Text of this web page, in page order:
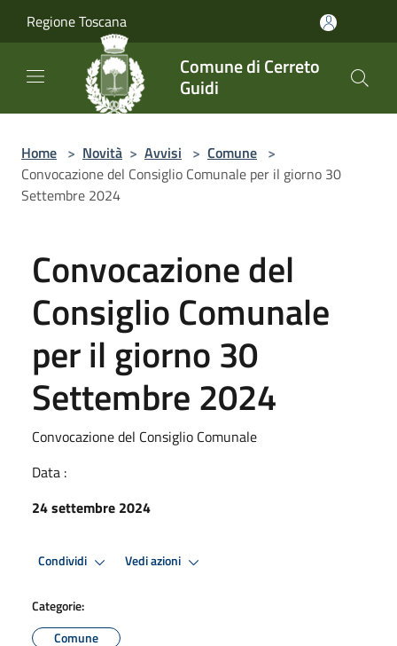
Regione Toscana
Comune di Cerreto
Guidi
Home > Novità > Avvisi > Comune >
Convocazione del Consiglio Comunale per il giorno 30
Settembre 2024
Convocazione del
Consiglio Comunale
per il giorno 30
Settembre 2024
Convocazione del Consiglio Comunale
Data :
24 settembre 2024
Condividi Vedi azioni
Categorie:
Comune